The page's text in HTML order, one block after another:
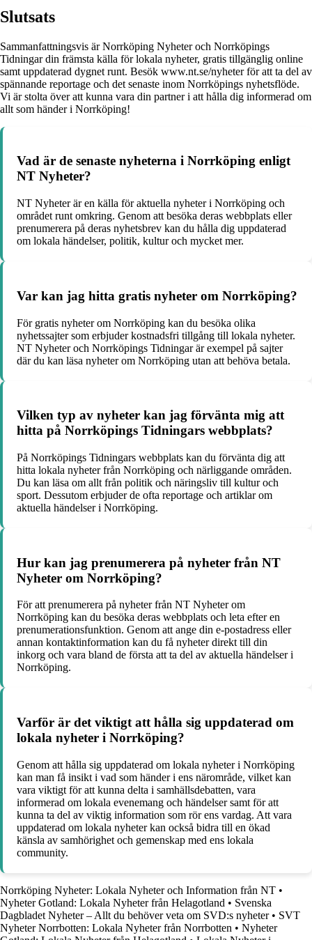
Slutsats
Sammanfattningsvis är Norrköping Nyheter och Norrköpings
Tidningar din främsta källa för lokala nyheter, gratis tillgänglig online
samt uppdaterad dygnet runt. Besök www.nt.se/nyheter för att ta del av
spännande reportage och det senaste inom Norrköpings nyhetsflöde.
Vi är stolta över att kunna vara din partner i att hålla dig informerad om
allt som händer i Norrköping!
Vad är de senaste nyheterna i Norrköping enligt
NT Nyheter?
NT Nyheter är en källa för aktuella nyheter i Norrköping och
området runt omkring. Genom att besöka deras webbplats eller
prenumerera på deras nyhetsbrev kan du hålla dig uppdaterad
om lokala händelser, politik, kultur och mycket mer.
Var kan jag hitta gratis nyheter om Norrköping?
För gratis nyheter om Norrköping kan du besöka olika
nyhetssajter som erbjuder kostnadsfri tillgång till lokala nyheter.
NT Nyheter och Norrköpings Tidningar är exempel på sajter
där du kan läsa nyheter om Norrköping utan att behöva betala.
Vilken typ av nyheter kan jag förvänta mig att
hitta på Norrköpings Tidningars webbplats?
På Norrköpings Tidningars webbplats kan du förvänta dig att
hitta lokala nyheter från Norrköping och närliggande områden.
Du kan läsa om allt från politik och näringsliv till kultur och
sport. Dessutom erbjuder de ofta reportage och artiklar om
aktuella händelser i Norrköping.
Hur kan jag prenumerera på nyheter från NT
Nyheter om Norrköping?
För att prenumerera på nyheter från NT Nyheter om
Norrköping kan du besöka deras webbplats och leta efter en
prenumerationsfunktion. Genom att ange din e-postadress eller
annan kontaktinformation kan du få nyheter direkt till din
inkorg och vara bland de första att ta del av aktuella händelser i
Norrköping.
Varför är det viktigt att hålla sig uppdaterad om
lokala nyheter i Norrköping?
Genom att hålla sig uppdaterad om lokala nyheter i Norrköping
kan man få insikt i vad som händer i ens närområde, vilket kan
vara viktigt för att kunna delta i samhällsdebatten, vara
informerad om lokala evenemang och händelser samt för att
kunna ta del av viktig information som rör ens vardag. Att vara
uppdaterad om lokala nyheter kan också bidra till en ökad
känsla av samhörighet och gemenskap med ens lokala
community.
Norrköping Nyheter: Lokala Nyheter och Information från NT •
Nyheter Gotland: Lokala Nyheter från Helagotland • Svenska
Dagbladet Nyheter – Allt du behöver veta om SVD:s nyheter• SVT
Nyheter Norrbotten: Lokala Nyheter från Norrbotten • Nyheter